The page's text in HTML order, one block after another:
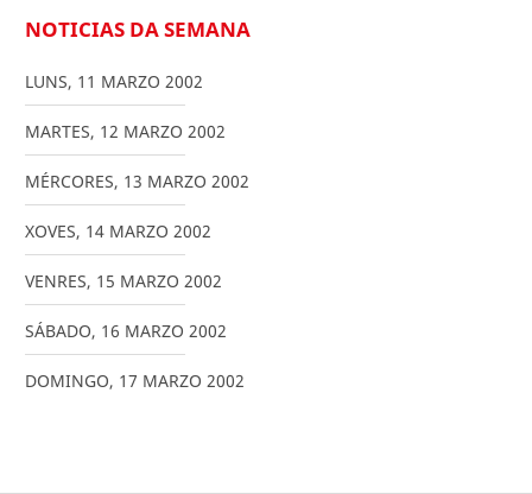
NOTICIAS DA SEMANA
LUNS, 11 MARZO 2002
MARTES, 12 MARZO 2002
MÉRCORES, 13 MARZO 2002
XOVES, 14 MARZO 2002
VENRES, 15 MARZO 2002
SÁBADO, 16 MARZO 2002
DOMINGO, 17 MARZO 2002